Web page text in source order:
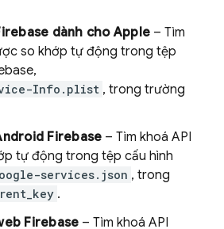
dành cho Apple – Tìm
so khớp tự động trong tệp
Info.plist , trong trường
Firebase – Tìm khoá API
tự động trong tệp cấu hình
services.json , trong
.
Firebase – Tìm khoá API